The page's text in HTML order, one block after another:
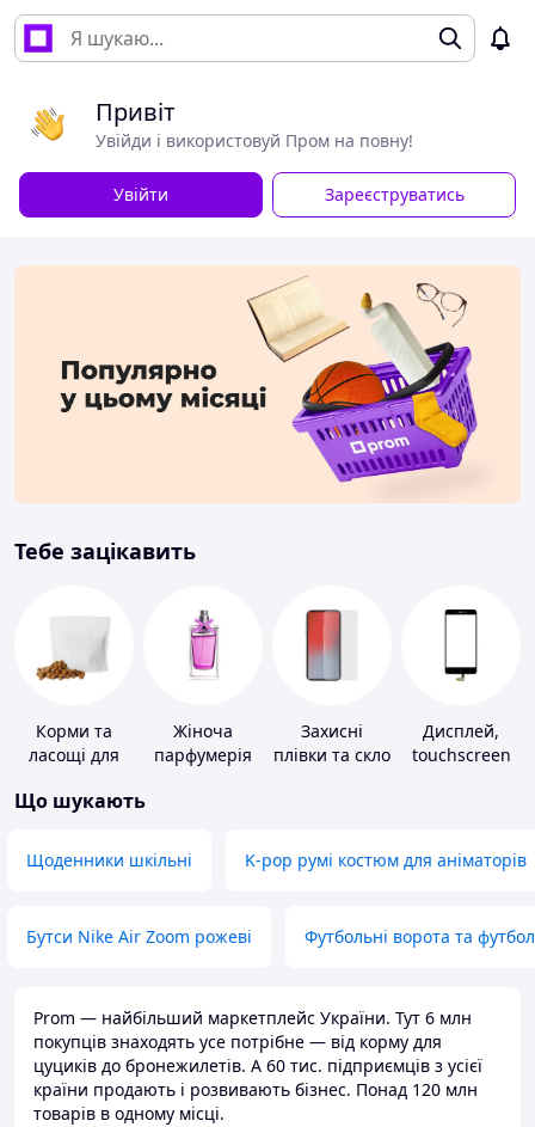
Привіт
Увійди і використовуй Пром на повну!
Увійти Зареєструватись
Тебе зацікавить
Корми та
ласощі для
тварин і
Жіноча
парфумерія
Захисні
плівки та скло
Дисплей,
touchscreen
Що шукають
Щоденники шкільні K-pop румі костюм для аніматорів
Бутси Nike Air Zoom рожеві Футбольні ворота та
Prom — найбільший маркетплейс України. Тут 6 млн
покупців знаходять усе потрібне — від корму для
цуциків до бронежилетів. А 60 тис. підприємців з усієї
країни продають і розвивають бізнес. Понад 120 млн
товарів в одному місці.